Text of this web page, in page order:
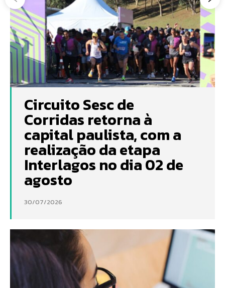
Circuito Sesc de
Corridas retorna à
capital paulista, com a
realização da etapa
Interlagos no dia 02 de
agosto
30/07/2026